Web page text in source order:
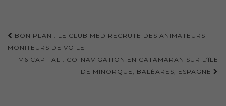
Navigation
d'article
BON PLAN : LE CLUB MED RECRUTE DES ANIMATEURS –
MONITEURS DE VOILE
M6 CAPITAL : CO-NAVIGATION EN CATAMARAN SUR L’ÎLE
DE MINORQUE, BALÉARES, ESPAGNE